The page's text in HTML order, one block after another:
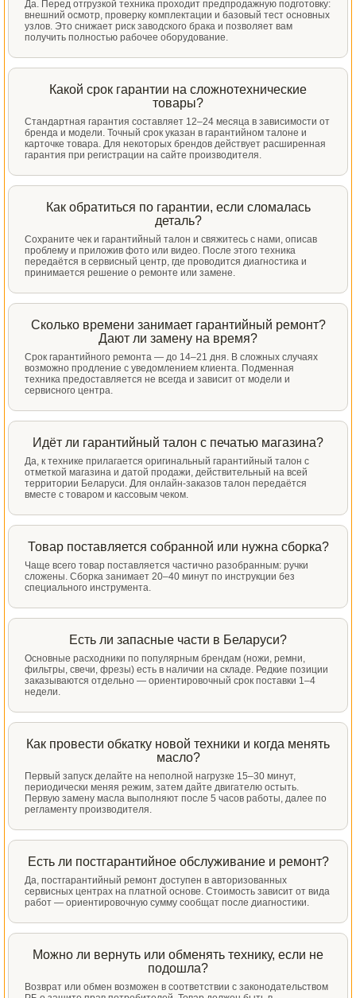
Да. Перед отгрузкой техника проходит предпродажную подготовку:
внешний осмотр, проверку комплектации и базовый тест основных
узлов. Это снижает риск заводского брака и позволяет вам
получить полностью рабочее оборудование.
Какой срок гарантии на сложнотехнические
товары?
Стандартная гарантия составляет 12–24 месяца в зависимости от
бренда и модели. Точный срок указан в гарантийном талоне и
карточке товара. Для некоторых брендов действует расширенная
гарантия при регистрации на сайте производителя.
Как обратиться по гарантии, если сломалась
деталь?
Сохраните чек и гарантийный талон и свяжитесь с нами, описав
проблему и приложив фото или видео. После этого техника
передаётся в сервисный центр, где проводится диагностика и
принимается решение о ремонте или замене.
Сколько времени занимает гарантийный ремонт?
Дают ли замену на время?
Срок гарантийного ремонта — до 14–21 дня. В сложных случаях
возможно продление с уведомлением клиента. Подменная
техника предоставляется не всегда и зависит от модели и
сервисного центра.
Идёт ли гарантийный талон с печатью магазина?
Да, к технике прилагается оригинальный гарантийный талон с
отметкой магазина и датой продажи, действительный на всей
территории Беларуси. Для онлайн-заказов талон передаётся
вместе с товаром и кассовым чеком.
Товар поставляется собранной или нужна сборка?
Чаще всего товар поставляется частично разобранным: ручки
сложены. Сборка занимает 20–40 минут по инструкции без
специального инструмента.
Есть ли запасные части в Беларуси?
Основные расходники по популярным брендам (ножи, ремни,
фильтры, свечи, фрезы) есть в наличии на складе. Редкие позиции
заказываются отдельно — ориентировочный срок поставки 1–4
недели.
Как провести обкатку новой техники и когда менять
масло?
Первый запуск делайте на неполной нагрузке 15–30 минут,
периодически меняя режим, затем дайте двигателю остыть.
Первую замену масла выполняют после 5 часов работы, далее по
регламенту производителя.
Есть ли постгарантийное обслуживание и ремонт?
Да, постгарантийный ремонт доступен в авторизованных
сервисных центрах на платной основе. Стоимость зависит от вида
работ — ориентировочную сумму сообщат после диагностики.
Можно ли вернуть или обменять технику, если не
подошла?
Возврат или обмен возможен в соответствии с законодательством